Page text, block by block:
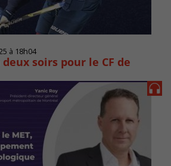
à 18h04
soirs pour le CF de